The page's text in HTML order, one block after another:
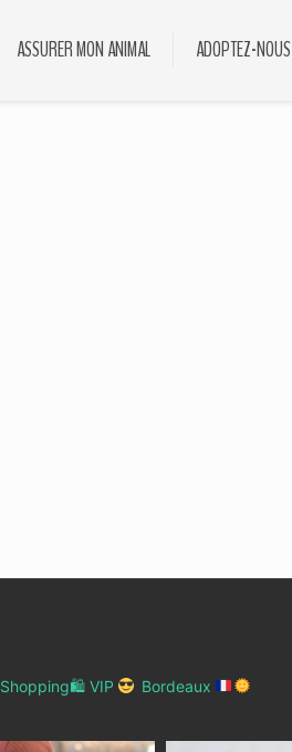
ASSURER MON ANIMAL ADOPTEZ-NOUS
Shopping🛍 VIP Bordeaux